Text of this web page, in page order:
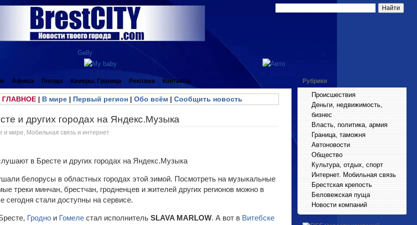
Афиша Погода Камеры. Граница Реклама Контакты
ГЛАВНОЕ| В мире| Первый регион| Обо всём| Сообщить новость
и других городах на Яндекс.Музыка
и мире Мобильная связь и интернет
белорусы в областных городах этой зимой. Посмотреть на музыкальные
треки минчан, брестчан, гродненцев и жителей других регионов можно в
сегодня стали доступны на сервисе.
Гродно и Гомеле стал исполнитель SLAVA MARLOW. А вот в Витебске
Рубрики
Происшествия
Деньги, недвижимость,
бизнес
Власть, политика, армия
Граница, таможня
Автоновости
Общество
Культура, отдых, спорт
Интернет. Мобильная связь
Брестская крепость
Беловежская пуща
Новости компаний